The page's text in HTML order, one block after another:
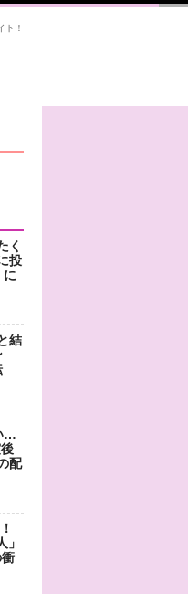
ト！
く
投
に
結
…
配